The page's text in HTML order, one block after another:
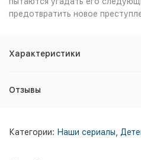
предотвратить новое
Характеристики
Отзывы
Категории: Наши сериалы